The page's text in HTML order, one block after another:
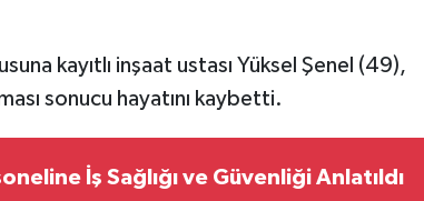
kayıtlı inşaat ustası Yüksel Şenel (49),
sonucu hayatını kaybetti.
İş Sağlığı ve Güvenliği Anlatıldı